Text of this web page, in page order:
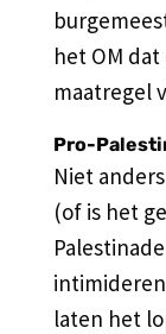
het OM
maatregel
Pro-
Niet
(of is het
laten het